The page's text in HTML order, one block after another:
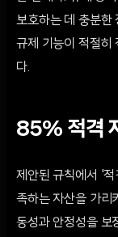
보호하는 데 충분한
규제 기능이 적절히
다.
85% 적격
제안된 규칙에서 '
족하는 자산을 가리
동성과 안정성을